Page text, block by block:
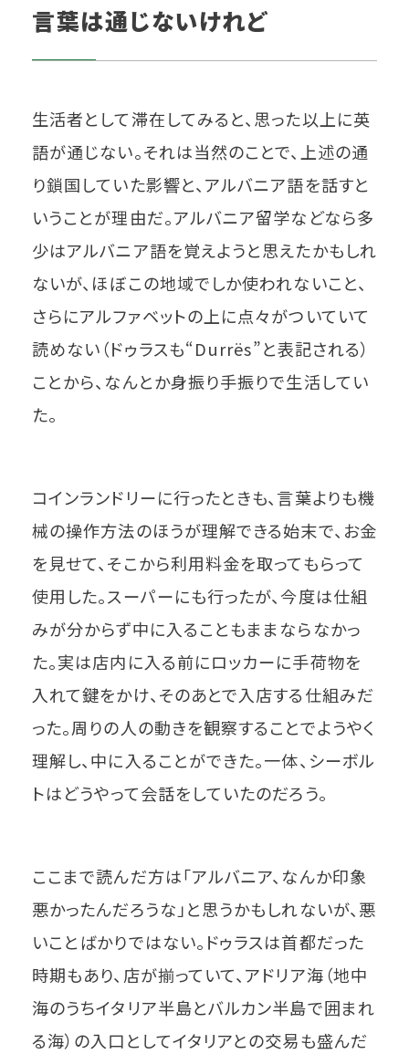
言葉は通じないけれど
生活者として滞在してみると、思った以上に英
語が通じない。それは当然のことで、上述の通
り鎖国していた影響と、アルバニア語を話すと
いうことが理由だ。アルバニア留学などなら多
少はアルバニア語を覚えようと思えたかもしれ
ないが、ほぼこの地域でしか使われないこと、
さらにアルファベットの上に点々がついていて
読めない（ドゥラスも“Durrës”と表記される）
ことから、なんとか身振り手振りで生活してい
た。
コインランドリーに行ったときも、言葉よりも機
械の操作方法のほうが理解できる始末で、お金
を見せて、そこから利用料金を取ってもらって
使用した。スーパーにも行ったが、今度は仕組
みが分からず中に入ることもままならなかっ
た。実は店内に入る前にロッカーに手荷物を
入れて鍵をかけ、そのあとで入店する仕組みだ
った。周りの人の動きを観察することでようやく
理解し、中に入ることができた。一体、シーボル
トはどうやって会話をしていたのだろう。
ここまで読んだ方は「アルバニア、なんか印象
悪かったんだろうな」と思うかもしれないが、悪
いことばかりではない。ドゥラスは首都だった
時期もあり、店が揃っていて、アドリア海（地中
海のうちイタリア半島とバルカン半島で囲まれ
る海）の入口としてイタリアとの交易も盛んだ